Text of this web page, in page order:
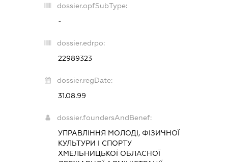
dossier.opfSubType:
-
dossier.edrpo:
22989323
dossier.regDate:
31.08.99
dossier.foundersAndBenef:
УПРАВЛІННЯ МОЛОДІ, ФІЗИЧНОЇ
КУЛЬТУРИ І СПОРТУ
ХМЕЛЬНИЦЬКОЇ ОБЛАСНОЇ